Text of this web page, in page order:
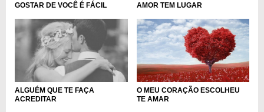
GOSTAR DE VOCÊ É FÁCIL AMOR TEM LUGAR
ALGUÉM QUE TE FAÇA
ACREDITAR
O MEU CORAÇÃO ESCOLHEU
TE AMAR